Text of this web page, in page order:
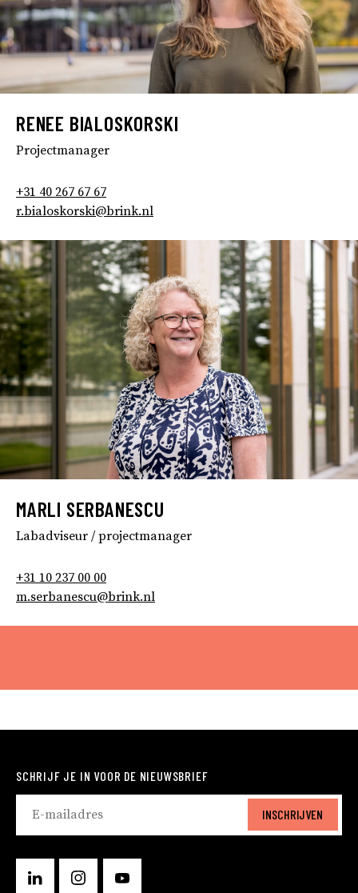
RENEE BIALOSKORSKI
Projectmanager
+31 40 267 67 67
r.bialoskorski@brink.nl
MARLI SERBANESCU
Labadviseur / projectmanager
+31 10 237 00 00
m.serbanescu@brink.nl
SCHRIJF JE IN VOOR DE NIEUWSBRIEF
INSCHRIJVEN